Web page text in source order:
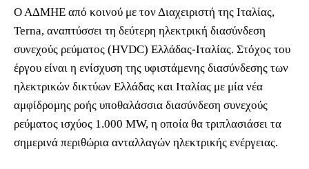
Ο ΑΔΜΗΕ από κοινού με τον Διαχειριστή της Ιταλίας,
Terna, αναπτύσσει τη δεύτερη ηλεκτρική διασύνδεση
συνεχούς ρεύματος (HVDC) Ελλάδας-Ιταλίας. Στόχος του
έργου είναι η ενίσχυση της υφιστάμενης διασύνδεσης των
ηλεκτρικών δικτύων Ελλάδας και Ιταλίας με μία νέα
αμφίδρομης ροής υποθαλάσσια διασύνδεση συνεχούς
ρεύματος ισχύος 1.000 MW, η οποία θα τριπλασιάσει τα
σημερινά περιθώρια ανταλλαγών ηλεκτρικής ενέργειας.